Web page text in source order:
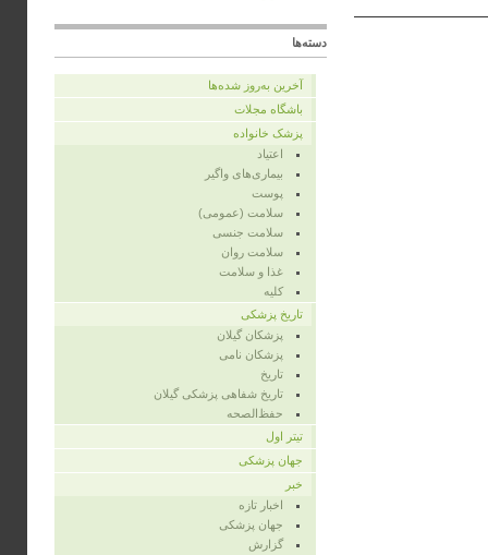
دسته‌ها
آخرین به‌روز شده‌ها
باشگاه مجلات
پزشک خانواده
اعتیاد
بیماری‌های واگیر
پوست
سلامت (عمومی)
سلامت جنسی
سلامت روان
غذا و سلامت
کلیه
تاریخ پزشکی
پزشکان گیلان
پزشکان نامی
تاریخ
تاریخ شفاهی پزشکی گیلان
حفظ‌الصحه
تیتر اول
جهان پزشکی
خبر
اخبار تازه
جهان پزشکی
گزارش